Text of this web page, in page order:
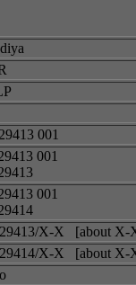
001
001
001
X-X [about X-
X-X [about X-